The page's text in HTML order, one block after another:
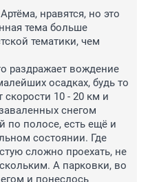
нравятся, но это
тема больше
тематики, чем
раздражает вождение
осадках, будь то
10 - 20 км и
снегом
по полосе, есть ещё и
состоянии. Где
сложно проехать, не
А парковки, во
и понеслось